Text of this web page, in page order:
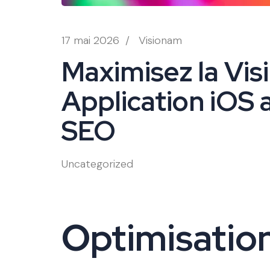
17 mai 2026 / Visionam
Maximisez la
Application iOS
SEO
Uncategorized